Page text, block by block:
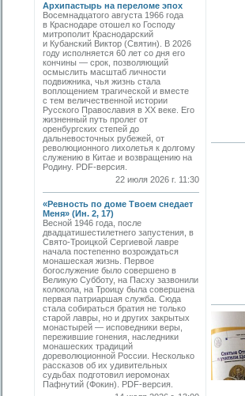
Архипастырь на переломе эпох
Восемнадцатого августа 1966 года
в Краснодаре отошел ко Господу
митрополит Краснодарский
и Кубанский Виктор (Святин). В 2026
году исполняется 60 лет со дня его
кончины — срок, позволяющий
осмыслить масштаб личности
подвижника, чья жизнь стала
воплощением трагической и вместе
с тем величественной истории
Русского Православия в XX веке. Его
жизненный путь пролег от
оренбургских степей до
дальневосточных рубежей, от
революционного лихолетья к долгому
служению в Китае и возвращению на
Родину. PDF-версия.
22 июля 2026 г. 11:30
«Ревность по доме Твоем снедает
Меня» (Ин. 2, 17)
Весной 1946 года, после
двадцатишестилетнего запустения, в
Свято-­Троицкой Сергиевой лавре
начала постепенно возрождаться
монашеская жизнь. Первое
богослужение было совершено в
Великую Субботу, на Пасху зазвонили
колокола, на Троицу была совершена
первая патриаршая служба. Сюда
стала собираться братия не только
старой лавры, но и других закрытых
монастырей — исповедники веры,
пережившие гонения, наследники
монашеских традиций
дореволюционной России. Несколько
рассказов об их удивительных
судьбах подготовил иеромонах
Пафнутий (Фокин). PDF-версия.